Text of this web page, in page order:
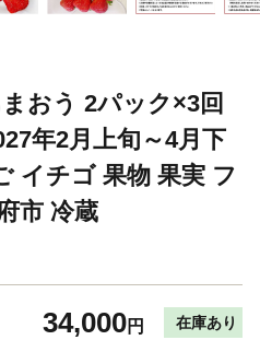
おう 2パック×3回
年2月上旬～4月下
イチゴ 果物 果実 フ
市 冷蔵
34,000円 在庫あり